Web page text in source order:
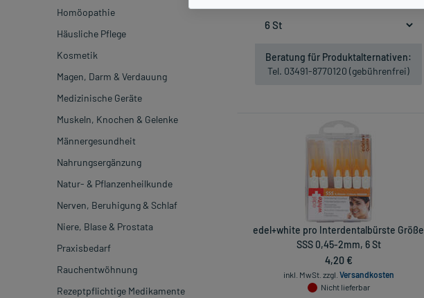
Homöopathie
Häusliche Pflege
Kosmetik
Magen, Darm & Verdauung
Medizinische Geräte
Muskeln, Knochen & Gelenke
Männergesundheit
Nahrungsergänzung
Natur- & Pflanzenheilkunde
Nerven, Beruhigung & Schlaf
Niere, Blase & Prostata
Praxisbedarf
Rauchentwöhnung
Rezeptpflichtige Medikamente
Beratung für Produktalternativen:
Tel. 03491-8770120 (gebührenfrei)
edel+white pro Interdentalbürste Größe
SSS 0,45-2mm, 6 St
4,20 €
inkl. MwSt. zzgl. Versandkosten
Nicht lieferbar